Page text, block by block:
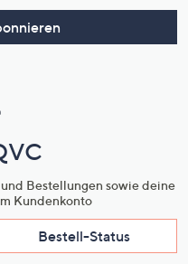
Bestellungen sowie deine
Kundenkonto
Bestell-Status